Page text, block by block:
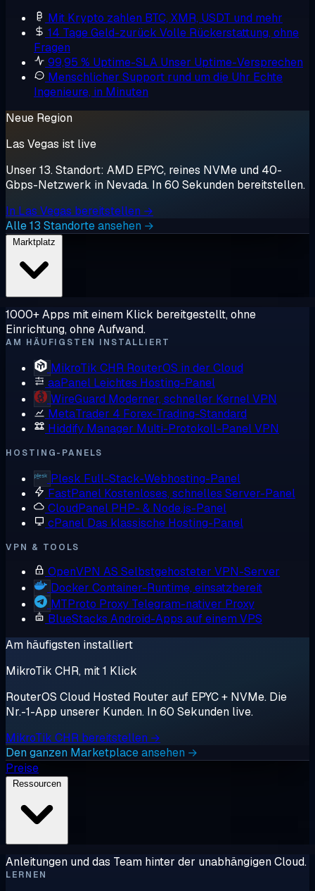
Mit Krypto zahlen BTC, XMR, USDT und mehr
14 Tage Geld-zurück Volle Rückerstattung, ohne
Fragen
99,95 % Uptime-SLA Unser Uptime-Versprechen
Menschlicher Support rund um die Uhr Echte
Ingenieure, in Minuten
Neue Region
Las Vegas ist live
Unser 13. Standort: AMD EPYC, reines NVMe und 40-
Gbps-Netzwerk in Nevada. In 60 Sekunden bereitstellen.
In Las Vegas bereitstellen →
Alle 13 Standorte ansehen →
1000+ Apps mit einem Klick bereitgestellt, ohne
Einrichtung, ohne Aufwand.
AM HÄUFIGSTEN INSTALLIERT
MikroTik CHR RouterOS in der Cloud
aaPanel Leichtes Hosting-Panel
WireGuard Moderner, schneller Kernel VPN
MetaTrader 4 Forex-Trading-Standard
Hiddify Manager Multi-Protokoll-Panel VPN
HOSTING-PANELS
Plesk Full-Stack-Webhosting-Panel
FastPanel Kostenloses, schnelles Server-Panel
CloudPanel PHP- & Node.js-Panel
cPanel Das klassische Hosting-Panel
VPN & TOOLS
OpenVPN AS Selbstgehosteter VPN-Server
Docker Container-Runtime, einsatzbereit
MTProto Proxy Telegram-nativer Proxy
BlueStacks Android-Apps auf einem VPS
Am häufigsten installiert
MikroTik CHR, mit 1 Klick
RouterOS Cloud Hosted Router auf EPYC + NVMe. Die
Nr.-1-App unserer Kunden. In 60 Sekunden live.
MikroTik CHR bereitstellen →
Den ganzen Marketplace ansehen →
Preise
Anleitungen und das Team hinter der unabhängigen Cloud.
LERNEN